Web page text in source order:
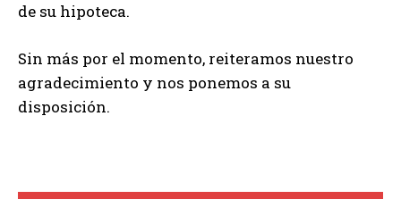
de su hipoteca.
Sin más por el momento, reiteramos nuestro
agradecimiento y nos ponemos a su
disposición.